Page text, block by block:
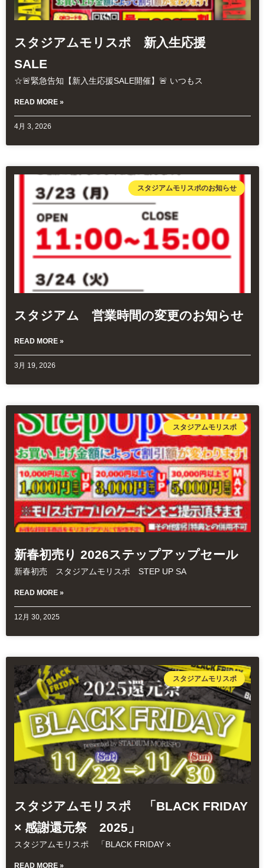
スタジアムモリスポ 新入生応援
SALE
☆🚨緊急告知【新入生応援SALE開催】🚨 いつもス
READ MORE »
4月 3, 2026
スタジアムモリスポのお知らせ
スタジアム 営業時間の変更のお知らせ
READ MORE »
3月 19, 2026
スタジアムモリスポ
新春初売り 2026ステップアップセール
新春初売 スタジアムモリスポ STEP UP SA
READ MORE »
12月 30, 2025
スタジアムモリスポ
スタジアムモリスポ 「BLACK FRIDAY
× 感謝還元祭 2025」
スタジアムモリスポ 「BLACK FRIDAY ×
READ MORE »